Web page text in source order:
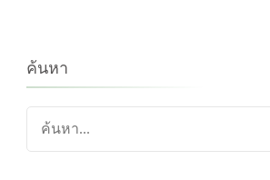
ค้นหา
ค้นหา
เกี่ยว